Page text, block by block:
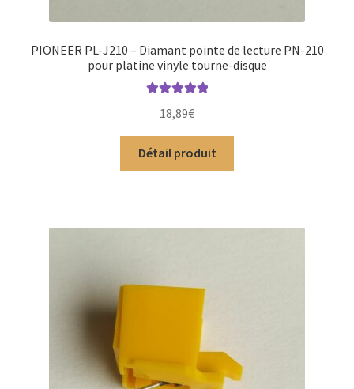
PIONEER PL-J210 – Diamant pointe de lecture PN-210
pour platine vinyle tourne-disque
5
18,89€
Détail produit